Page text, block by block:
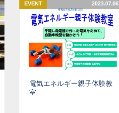
EVENT 2023.07.06
電気エネルギー親子体験教
室